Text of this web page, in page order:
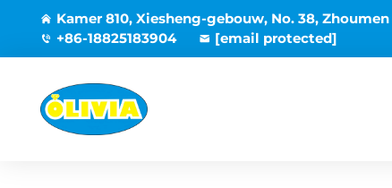
Kamer 810, Xiesheng-gebouw, No. 38,
+86-18825183904
[email protected]